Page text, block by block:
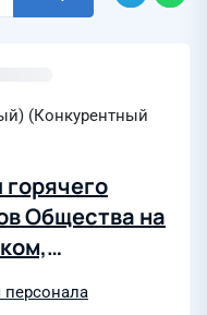
(Конкурентный
горячего
Общества на
персонала